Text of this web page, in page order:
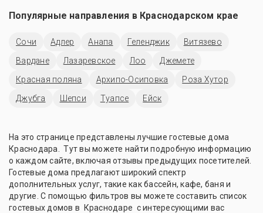
Популярные направления в Краснодарском крае
Сочи Адлер Анапа Геленджик
Витязево
Вардане
Лазаревское Лоо
Джемете
Красная поляна
Архипо-Осиповка
Роза Хутор
Джубга
Шепси Туапсе Ейск
На это странице представлены лучшие гостевые дома
Краснодара. Тут вы можете найти подробную информацию
о каждом сайте, включая отзывы предыдущих посетителей.
Гостевые дома предлагают широкий спектр
дополнительных услуг, такие как бассейн, кафе, баня и
другие. С помощью фильтров вы можете составить список
гостевых домов в Краснодаре с интересующими вас